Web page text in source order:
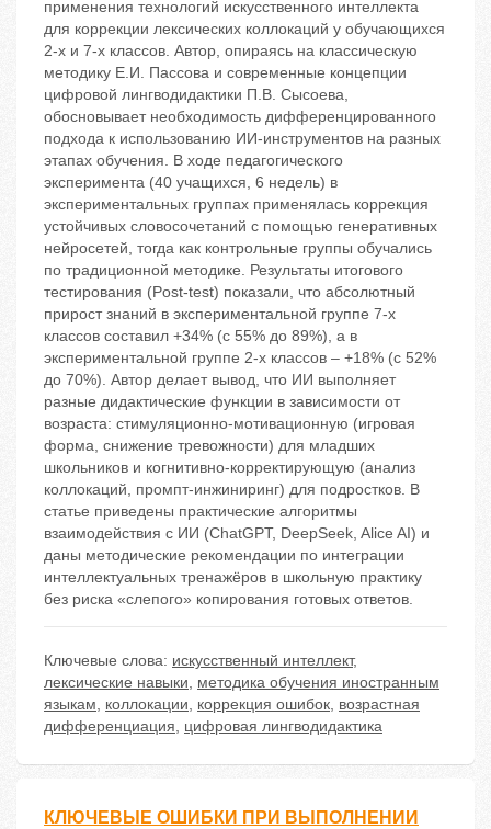
применения технологий искусственного интеллекта
для коррекции лексических коллокаций у обучающихся
2-х и 7-х классов. Автор, опираясь на классическую
методику Е.И. Пассова и современные концепции
цифровой лингводидактики П.В. Сысоева,
обосновывает необходимость дифференцированного
подхода к использованию ИИ-инструментов на разных
этапах обучения. В ходе педагогического
эксперимента (40 учащихся, 6 недель) в
экспериментальных группах применялась коррекция
устойчивых словосочетаний с помощью генеративных
нейросетей, тогда как контрольные группы обучались
по традиционной методике. Результаты итогового
тестирования (Post-test) показали, что абсолютный
прирост знаний в экспериментальной группе 7-х
классов составил +34% (с 55% до 89%), а в
экспериментальной группе 2-х классов – +18% (с 52%
до 70%). Автор делает вывод, что ИИ выполняет
разные дидактические функции в зависимости от
возраста: стимуляционно-мотивационную (игровая
форма, снижение тревожности) для младших
школьников и когнитивно-корректирующую (анализ
коллокаций, промпт-инжиниринг) для подростков. В
статье приведены практические алгоритмы
взаимодействия с ИИ (ChatGPT, DeepSeek, Alice AI) и
даны методические рекомендации по интеграции
интеллектуальных тренажёров в школьную практику
без риска «слепого» копирования готовых ответов.
Ключевые слова: искусственный интеллект,
лексические навыки, методика обучения иностранным
языкам, коллокации, коррекция ошибок, возрастная
дифференциация, цифровая лингводидактика
КЛЮЧЕВЫЕ ОШИБКИ ПРИ ВЫПОЛНЕНИИ